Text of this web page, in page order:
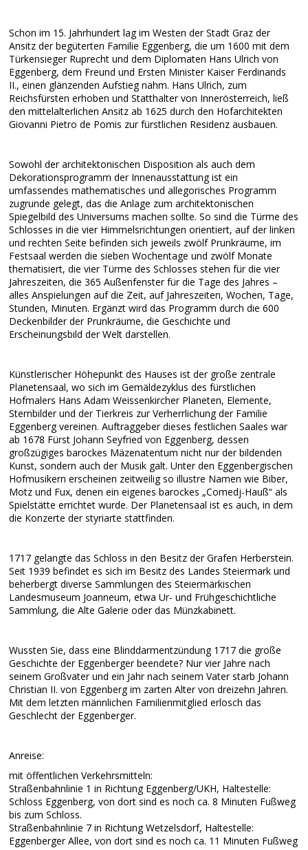
Schon im 15. Jahrhundert lag im Westen der Stadt Graz der
Ansitz der begüterten Familie Eggenberg, die um 1600 mit dem
Türkensieger Ruprecht und dem Diplomaten Hans Ulrich von
Eggenberg, dem Freund und Ersten Minister Kaiser Ferdinands
II., einen glänzenden Aufstieg nahm. Hans Ulrich, zum
Reichsfürsten erhoben und Statthalter von Innerösterreich, ließ
den mittelalterlichen Ansitz ab 1625 durch den Hofarchitekten
Giovanni Pietro de Pomis zur fürstlichen Residenz ausbauen.
Sowohl der architektonischen Disposition als auch dem
Dekorationsprogramm der Innenausstattung ist ein
umfassendes mathematisches und allegorisches Programm
zugrunde gelegt, das die Anlage zum architektonischen
Spiegelbild des Universums machen sollte. So sind die Türme des
Schlosses in die vier Himmelsrichtungen orientiert, auf der linken
und rechten Seite befinden sich jeweils zwölf Prunkräume, im
Festsaal werden die sieben Wochentage und zwölf Monate
thematisiert, die vier Türme des Schlosses stehen für die vier
Jahreszeiten, die 365 Außenfenster für die Tage des Jahres –
alles Anspielungen auf die Zeit, auf Jahreszeiten, Wochen, Tage,
Stunden, Minuten. Ergänzt wird das Programm durch die 600
Deckenbilder der Prunkräume, die Geschichte und
Erscheinungsbild der Welt darstellen.
Künstlerischer Höhepunkt des Hauses ist der große zentrale
Planetensaal, wo sich im Gemäldezyklus des fürstlichen
Hofmalers Hans Adam Weissenkircher Planeten, Elemente,
Sternbilder und der Tierkreis zur Verherrlichung der Familie
Eggenberg vereinen. Auftraggeber dieses festlichen Saales war
ab 1678 Fürst Johann Seyfried von Eggenberg, dessen
großzügiges barockes Mäzenatentum nicht nur der bildenden
Kunst, sondern auch der Musik galt. Unter den Eggenbergischen
Hofmusikern erscheinen zeitweilig so illustre Namen wie Biber,
Motz und Fux, denen ein eigenes barockes „Comedj-Hauß“ als
Spielstätte errichtet wurde. Der Planetensaal ist es auch, in dem
die Konzerte der styriarte stattfinden.
1717 gelangte das Schloss in den Besitz der Grafen Herberstein.
Seit 1939 befindet es sich im Besitz des Landes Steiermark und
beherbergt diverse Sammlungen des Steiermärkischen
Landesmuseum Joanneum, etwa Ur- und Frühgeschichtliche
Sammlung, die Alte Galerie oder das Münzkabinett.
Wussten Sie, dass eine Blinddarmentzündung 1717 die große
Geschichte der Eggenberger beendete? Nur vier Jahre nach
seinem Großvater und ein Jahr nach seinem Vater starb Johann
Christian II. von Eggenberg im zarten Alter von dreizehn Jahren.
Mit dem letzten männlichen Familienmitglied erlosch das
Geschlecht der Eggenberger.
Anreise:
mit öffentlichen Verkehrsmitteln:
Straßenbahnlinie 1 in Richtung Eggenberg/UKH, Haltestelle:
Schloss Eggenberg, von dort sind es noch ca. 8 Minuten Fußweg
bis zum Schloss.
Straßenbahnlinie 7 in Richtung Wetzelsdorf, Haltestelle:
Eggenberger Allee, von dort sind es noch ca. 11 Minuten Fußweg